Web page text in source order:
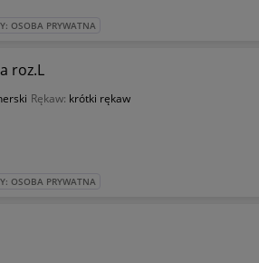
OSOBA PRYWATNA
roz.L
Rękaw: krótki rękaw
OSOBA PRYWATNA